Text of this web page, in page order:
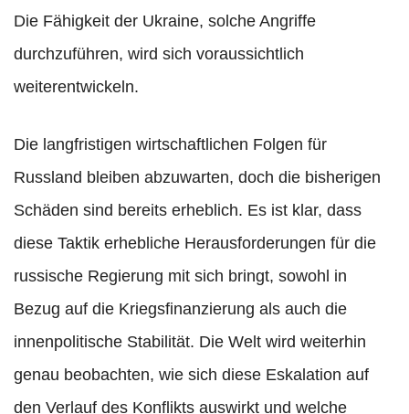
Die Fähigkeit der Ukraine, solche Angriffe
durchzuführen, wird sich voraussichtlich
weiterentwickeln.
Die langfristigen wirtschaftlichen Folgen für
Russland bleiben abzuwarten, doch die bisherigen
Schäden sind bereits erheblich. Es ist klar, dass
diese Taktik erhebliche Herausforderungen für die
russische Regierung mit sich bringt, sowohl in
Bezug auf die Kriegsfinanzierung als auch die
innenpolitische Stabilität. Die Welt wird weiterhin
genau beobachten, wie sich diese Eskalation auf
den Verlauf des Konflikts auswirkt und welche